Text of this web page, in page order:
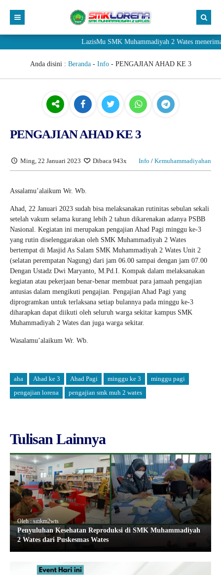
LazisMu SMK Muhammadiyah 2 Wates menerima
Anda disini : Beranda- Info- PENGAJIAN AHAD KE 3
PENGAJIAN AHAD KE 3
Ming, 22 Januari 2023 Dibaca 943x Info / Kemuhammadiyahan
Assalamu’alaikum Wr. Wb.
Ahad, 22 Januari 2023 sudah bisa melaksanakan rutinitas sebulan sekali
setelah vakum selama kurang lebih 2 tahun dikarenakan adanya PSBB
Nasional. Kegiatan ini merupakan pengajian Ahad Pagi minggu ke-3
yang rutin diselenggarakan oleh SMK Muhammadiyah 2 Wates
bertempat di Masjid As Salam SMK Muhammadiyah 2 Wates Unit 2
(selatan perempatan Nagung) dari jam 06.00 sampai dengan jam 07.00
Dengan Ustadz Dwi Maryanto, M.Pd.I. Kompak dalam melaksanakan
kegiatan atau pekerjaan benar-benar membuat para jamaah pengajian
antusias dalam mengikuti pengajian. Pengajian Ahad Pagi yang
diprogramkan untuk terlaksana setiap bulannya pada minggu ke-3
diharapkan dapat diikuti oleh seluruh warga sekitar kampus SMK
Muhammadiyah 2 Wates dan juga warga sekitar.
Wasalamu’alaikum Wr. Wb.
aha Ahad ke 3 Ahad Pagi minggu ke 3
minggu pagi
pengajian lorena
pengajian smk muh 2 wates
Tulisan Lainnya
Oleh : smkm2wts
Penyuluhan Kesehatan Reproduksi di SMK Muhammadiyah
2 Wates dari Puskesmas Wates